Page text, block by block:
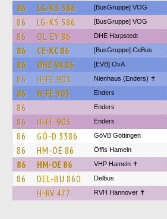
86 LG-KS 586 [BusGruppe] VOG
86 LG-KS 586 [BusGruppe] VOG
86 OL-EY 86 DHE Harpstedt
86 CE-KC 86 [BusGruppe] CeBus
86 OHZ-VA 86 [EVB] OvA
86 H-FE 903 Nienhaus (Enders) ✝
86 H-FE 903 Enders
86 Enders
86 H-FE 903 Enders
86 GÖ-D 3386 GöVB Göttingen
86 HM-OE 86 Öffis Hameln
86 HM-OE 86 VHP Hameln ✝
86 DEL-BU 860 Delbus
H-RV 477 RVH Hannover ✝